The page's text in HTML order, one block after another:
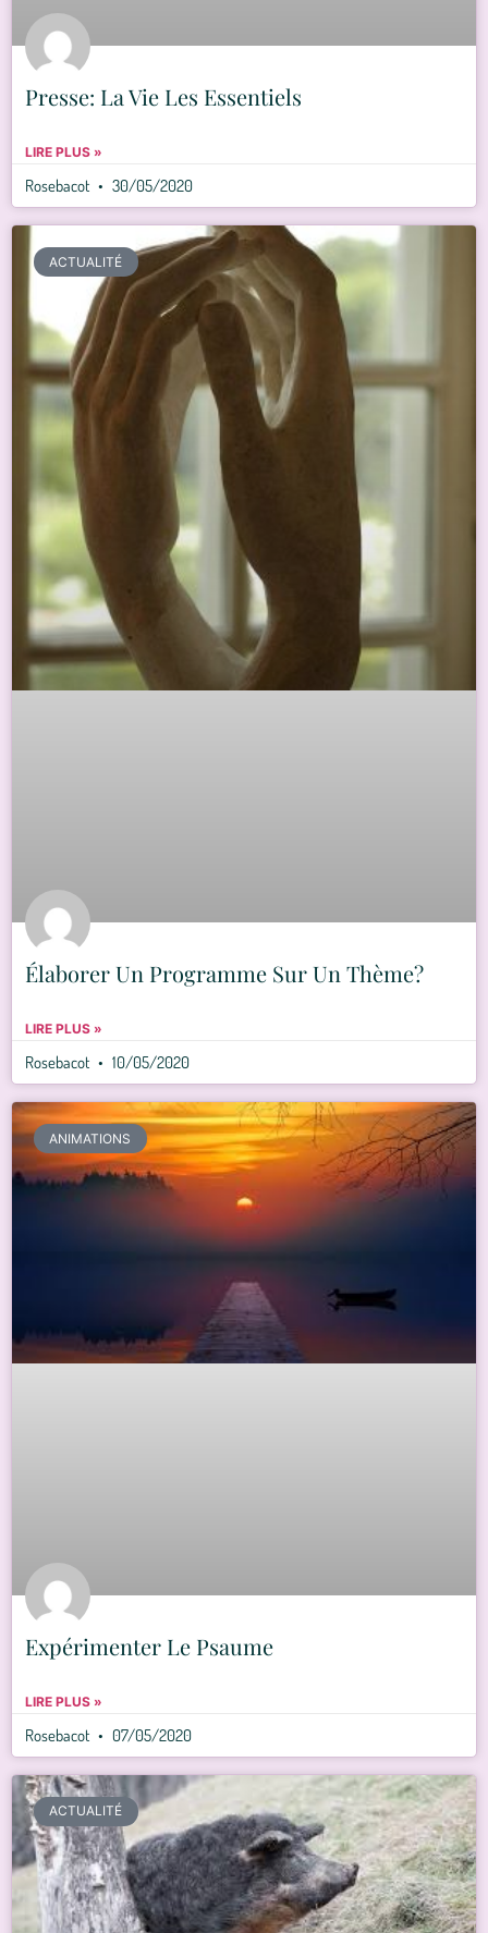
Presse: La Vie Les Essentiels
LIRE PLUS »
Rosebacot 30/05/2020
ACTUALITÉ
Élaborer Un Programme Sur Un Thème?
LIRE PLUS »
Rosebacot 10/05/2020
ANIMATIONS
Expérimenter Le Psaume
LIRE PLUS »
Rosebacot 07/05/2020
ACTUALITÉ